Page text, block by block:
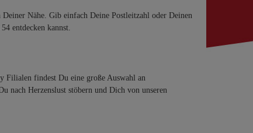
Nähe. Gib einfach Deine Postleitzahl oder Deinen
entdecken kannst.
Filialen findest Du eine große Auswahl an
nach Herzenslust stöbern und Dich von unseren